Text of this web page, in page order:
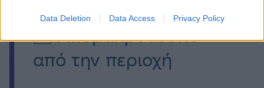
Data Deletion Data Access Privacy Policy
🆘 Απομακρυνθείτε
από την περιοχή